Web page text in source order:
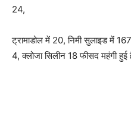
24,
ट्रामाडोल में 20, निमी सुलाइड में
4, क्लोजा सिलीन 18 फीसद महंगी हुई